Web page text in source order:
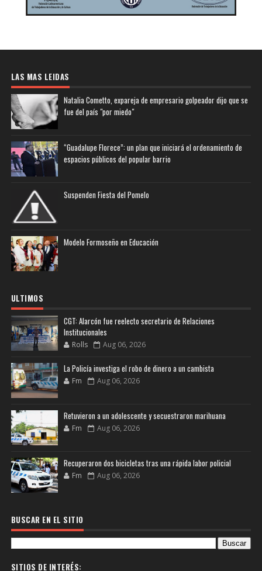
LAS MAS LEIDAS
Natalia Cometto, expareja de empresario golpeador dijo que se
fue del país "por miedo"
“Guadalupe Florece”: un plan que iniciará el ordenamiento de
espacios públicos del popular barrio
Suspenden Fiesta del Pomelo
Modelo Formoseño en Educación
ULTIMOS
CGT: Alarcón fue reelecto secretario de Relaciones
Institucionales
Rolls Aug 06, 2026
La Policía investiga el robo de dinero a un cambista
Fm Aug 06, 2026
Retuvieron a un adolescente y secuestraron marihuana
Fm Aug 06, 2026
Recuperaron dos bicicletas tras una rápida labor policial
Fm Aug 06, 2026
BUSCAR EN EL SITIO
SITIOS DE INTERÉS: